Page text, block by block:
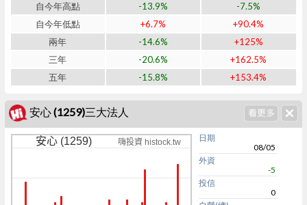
自今年高點
-13.9%
-7.5%
自今年低點
+6.7%
+90.4%
兩年
-14.6%
+125%
三年
-20.6%
+162.5%
五年
-15.8% +153.4%
安心 (1259)三大法人
安心 (1259) 嗨投資 histock.tw
日期
08/05
外資
-5
投信
0